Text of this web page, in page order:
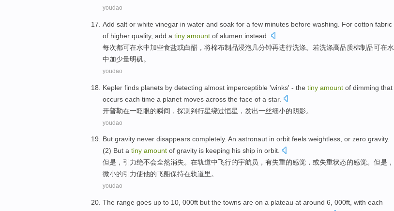
youdao
Add salt or white vinegar in water and soak for a few minutes before washing . For cotton fabric
of higher quality, add a tiny amount of alumen instead.
每次都可在水中加些食盐或白醋 ，将棉布制品浸泡几分钟再进行洗涤。若洗涤高品质棉制品可在水
中加少量明矾。
youdao
Kepler finds planets by detecting almost imperceptible 'winks' - the tiny amount of dimming that
occurs each time a planet moves across the face of a star.
开普勒在一眨眼的瞬间 ， 探测到行星绕过恒星，发出一丝细小的阴影。
youdao
But gravity never disappears completely. An astronaut in orbit feels weightless, or zero gravity.
(2) But a tiny amount of gravity is keeping his ship in orbit.
但是 ， 引力绝不会全然消失。 在轨道中飞行的宇航员 ，有失重的感觉 ， 或失重状态的感觉。但是，
微小的引力使他的飞船保持在轨道里。
youdao
The range goes up to 10 , 000ft but the towns are on a plateau at around 6 , 000ft , with each